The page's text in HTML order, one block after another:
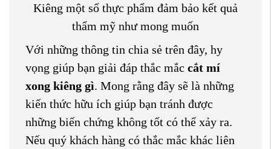
Kiêng một số thực phẩm đảm bảo kết quả
thẩm mỹ như mong muốn
Với những thông tin chia sẻ trên đây, hy
vọng giúp bạn giải đáp thắc mắc cắt mí
xong kiêng gì. Mong rằng đây sẽ là những
kiến thức hữu ích giúp bạn tránh được
những biến chứng không tốt có thể xảy ra.
Nếu quý khách hàng có thắc mắc khác liên